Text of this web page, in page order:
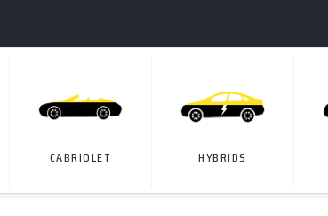
CABRIOLET HYBRIDS